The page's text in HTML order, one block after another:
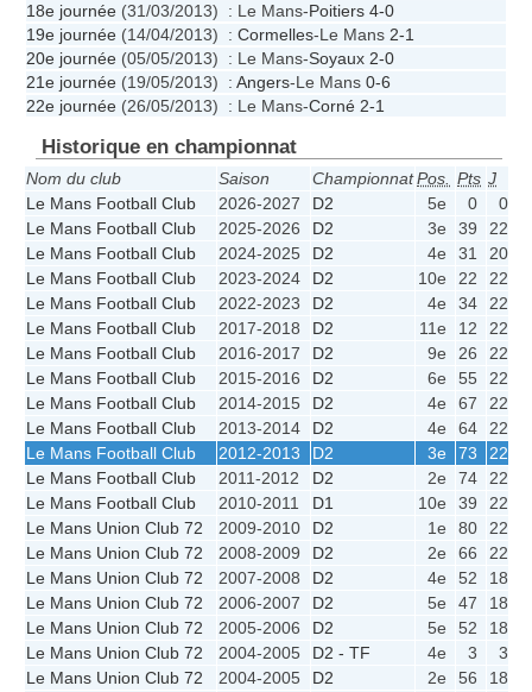
18e journée (31/03/2013) : Le Mans-Poitiers 4-0
19e journée (14/04/2013) : Cormelles-Le Mans 2-1
20e journée (05/05/2013) : Le Mans-Soyaux 2-0
21e journée (19/05/2013) : Angers-Le Mans 0-6
22e journée (26/05/2013) : Le Mans-Corné 2-1
Historique en championnat
Nom du club Saison ChampionnatPos. Pts J
Le Mans Football Club
2026-2027 D2 5e 0 0
Le Mans Football Club
2025-2026 D2 3e 39 22
Le Mans Football Club
2024-2025 D2 4e 31 20
Le Mans Football Club
2023-2024 D2 10e 22 22
Le Mans Football Club
2022-2023 D2 4e 34 22
Le Mans Football Club
2017-2018 D2 11e 12 22
Le Mans Football Club
2016-2017 D2 9e 26 22
Le Mans Football Club
2015-2016 D2 6e 55 22
Le Mans Football Club
2014-2015 D2 4e 67 22
Le Mans Football Club
2013-2014 D2 4e 64 22
Le Mans Football Club
2012-2013 D2 3e 73 22
Le Mans Football Club
2011-2012 D2 2e 74 22
Le Mans Football Club
2010-2011 D1 10e 39 22
Le Mans Union Club 72
2009-2010 D2 1e 80 22
Le Mans Union Club 72
2008-2009 D2 2e 66 22
Le Mans Union Club 72
2007-2008 D2 4e 52 18
Le Mans Union Club 72
2006-2007 D2 5e 47 18
Le Mans Union Club 72
2005-2006 D2 5e 52 18
Le Mans Union Club 72
2004-2005 D2 - TF 4e 3 3
Le Mans Union Club 72
2004-2005 D2 2e 56 18